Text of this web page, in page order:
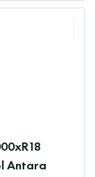
Antara